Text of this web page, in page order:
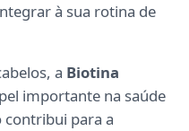
à sua rotina de
a Biotina
importante na saúde
contribui para a